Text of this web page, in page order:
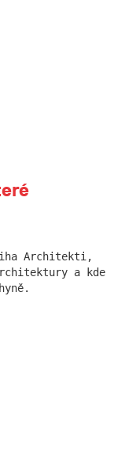
Architekti,
a kde